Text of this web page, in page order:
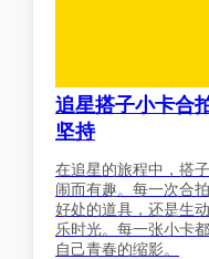
追星搭子小卡合
坚持
在追星的旅程中，搭
闹而有趣。每一次合
好处的道具，还是生
乐时光。每一张小卡
自己青春的缩影。